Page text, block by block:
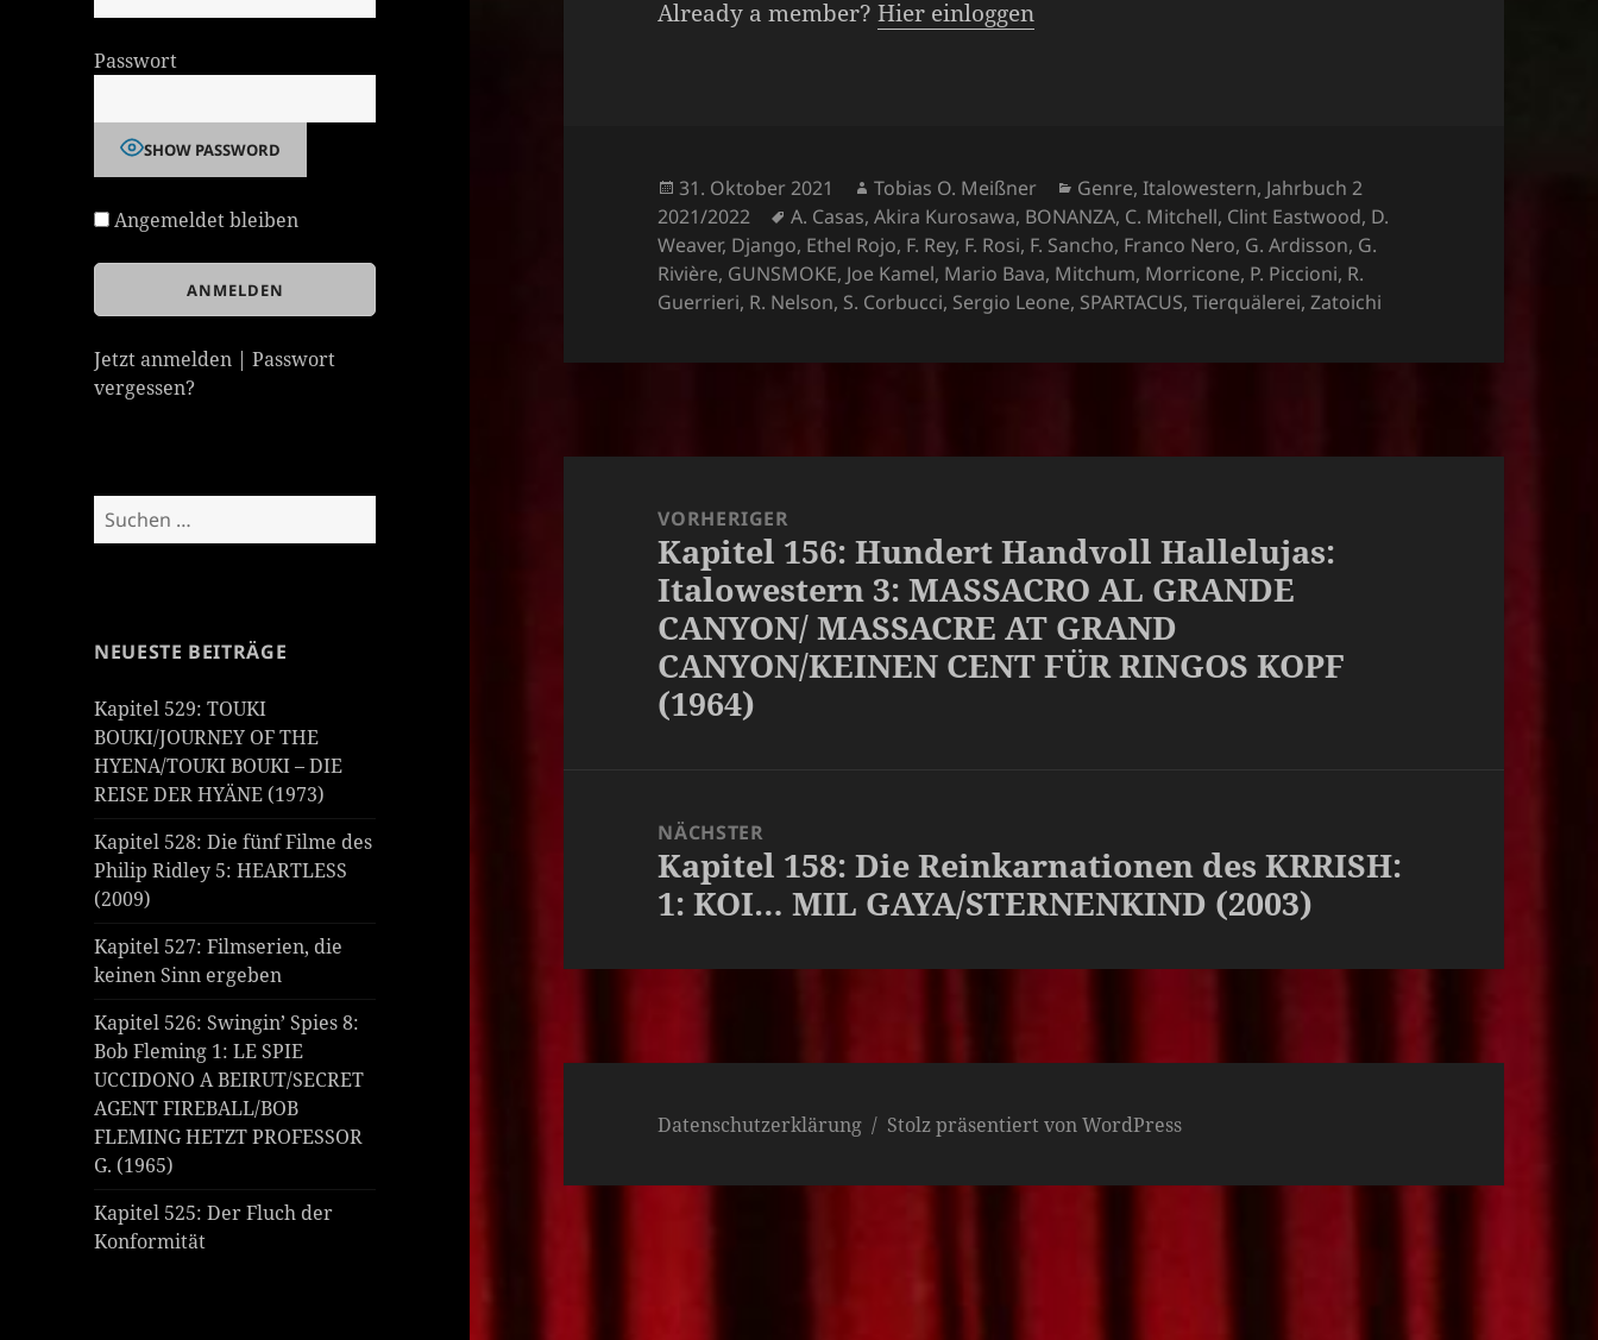
Passwort
SHOW PASSWORD
Angemeldet bleiben
Jetzt anmelden |Passwort
vergessen?
Suchen
nach:
NEUESTE BEITRÄGE
Kapitel 529: TOUKI
BOUKI/JOURNEY OF THE
HYENA/TOUKI BOUKI – DIE
REISE DER HYÄNE (1973)
Kapitel 528: Die fünf Filme des
Philip Ridley 5: HEARTLESS
(2009)
Kapitel 527: Filmserien, die
keinen Sinn ergeben
Kapitel 526: Swingin’ Spies 8:
Bob Fleming 1: LE SPIE
UCCIDONO A BEIRUT/SECRET
AGENT FIREBALL/BOB
FLEMING HETZT PROFESSOR
G. (1965)
Kapitel 525: Der Fluch der
Konformität
Already a member?Hier einloggen
Veröffentlicht
am
31. Oktober 2021 Autor
Tobias O. Meißner Kategorien
Genre,Italowestern, Jahrbuch 2
2021/2022
Schlagwörter
A. Casas,Akira Kurosawa, BONANZA, C. Mitchell, Clint Eastwood, D.
Weaver, Django, Ethel Rojo, F. Rey, F. Rosi, F. Sancho, Franco Nero, G. Ardisson, G.
Rivière, GUNSMOKE, Joe Kamel, Mario Bava, Mitchum, Morricone, P. Piccioni, R.
Guerrieri, R. Nelson, S. Corbucci, Sergio Leone, SPARTACUS,Tierquälerei,Zatoichi
VORHERIGER
Vorheriger
Beitrag:
Kapitel 156: Hundert Handvoll Hallelujas:
Italowestern 3: MASSACRO AL GRANDE
CANYON/ MASSACRE AT GRAND
CANYON/KEINEN CENT FÜR RINGOS KOPF
(1964)
NÄCHSTER
Nächster
Beitrag:
Kapitel 158: Die Reinkarnationen des KRRISH:
1: KOI… MIL GAYA/STERNENKIND (2003)
Datenschutzerklärung Stolz präsentiert von WordPress